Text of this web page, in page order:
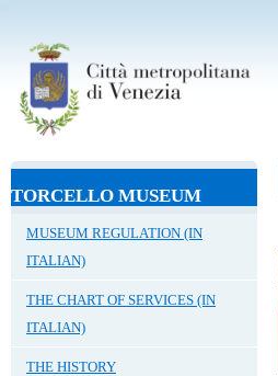
TORCELLO MUSEUM
MUSEUM REGULATION (IN
ITALIAN)
THE CHART OF SERVICES (IN
ITALIAN)
THE HISTORY